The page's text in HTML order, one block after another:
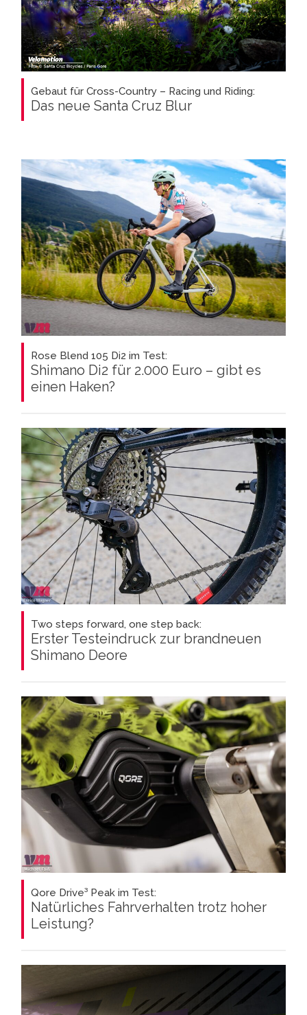
Gebaut für Cross-Country – Racing und Riding:
Das neue Santa Cruz Blur
Rose Blend 105 Di2 im Test:
Shimano Di2 für 2.000 Euro – gibt es
einen Haken?
Two steps forward, one step back:
Erster Testeindruck zur brandneuen
Shimano Deore
Qore Drive³ Peak im Test:
Natürliches Fahrverhalten trotz hoher
Leistung?